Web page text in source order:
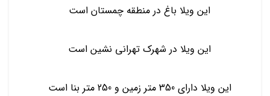
این ویلا باغ در منطقه چمستان است
این ویلا در شهرک تهرانی نشین است
این ویلا دارای 350 متر زمین و 250 متر بنا است